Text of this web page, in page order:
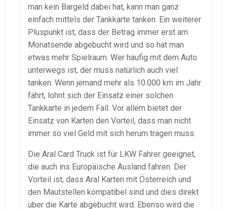
man kein Bargeld dabei hat, kann man ganz
einfach mittels der Tankkarte tanken. Ein weiterer
Pluspunkt ist, dass der Betrag immer erst am
Monatsende abgebucht wird und so hat man
etwas mehr Spielraum. Wer häufig mit dem Auto
unterwegs ist, der muss natürlich auch viel
tanken. Wenn jemand mehr als 10.000 km im Jahr
fährt, lohnt sich der Einsatz einer solchen
Tankkarte in jedem Fall. Vor allem bietet der
Einsatz von Karten den Vorteil, dass man nicht
immer so viel Geld mit sich herum tragen muss.
Die Aral Card Truck ist für LKW Fahrer geeignet,
die auch ins Europäische Ausland fahren. Der
Vorteil ist, dass Aral Karten mit Österreich und
den Mautstellen kompatibel sind und dies direkt
über die Karte abgebucht wird. Ebenso wird die